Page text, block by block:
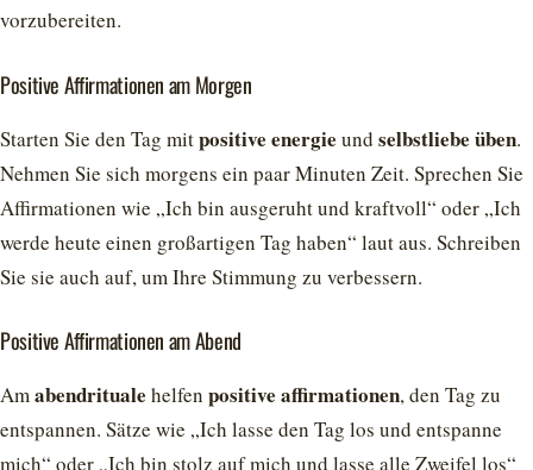
vorzubereiten.
Positive Affirmationen am Morgen
Starten Sie den Tag mitpositive energie und selbstliebe üben.
Nehmen Sie sich morgens ein paar Minuten Zeit. Sprechen Sie
Affirmationen wie „Ich bin ausgeruht und kraftvoll“ oder „Ich
werde heute einen großartigen Tag haben“ laut aus. Schreiben
Sie sie auch auf, um Ihre Stimmung zu verbessern.
Positive Affirmationen am Abend
Amabendrituale helfen positive affirmationen, den Tag zu
entspannen. Sätze wie „Ich lasse den Tag los und entspanne
mich“ oder „Ich bin stolz auf mich und lasse alle Zweifel los“